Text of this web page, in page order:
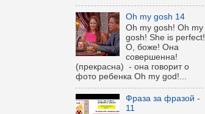
Oh my gosh 14
Oh my gosh! Oh my
gosh! She is perfect!
О, боже! Она
совершенна!
(прекрасна) - она говорит о
фото ребенка Oh my god!...
Фраза за фразой -
11